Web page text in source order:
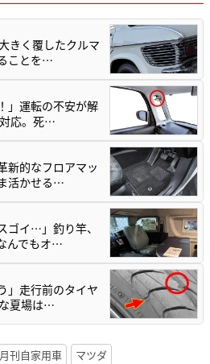
きく覆したクルマ
ことを…
」運転の不安が解
応。死…
新的なフロアマッ
活かせる…
ゴイ…」釣り竿、
んでもオ…
」走行前のタイヤ
夏場は…
月刊自家用車 マツダ